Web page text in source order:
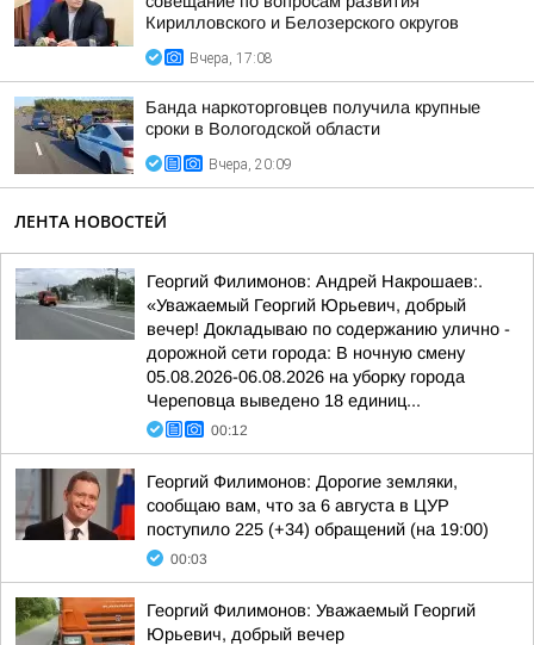
Кирилловского и Белозерского округов
Вчера, 17:08
Банда наркоторговцев получила крупные
сроки в Вологодской области
Вчера, 20:09
ЛЕНТА НОВОСТЕЙ
Георгий Филимонов: Андрей Накрошаев:.
«Уважаемый Георгий Юрьевич, добрый
вечер! Докладываю по содержанию улично -
дорожной сети города: В ночную смену
05.08.2026-06.08.2026 на уборку города
Череповца выведено 18 единиц...
00:12
Георгий Филимонов: Дорогие земляки,
сообщаю вам, что за 6 августа в ЦУР
поступило 225 (+34) обращений (на 19:00)
00:03
Георгий Филимонов: Уважаемый Георгий
Юрьевич, добрый вечер